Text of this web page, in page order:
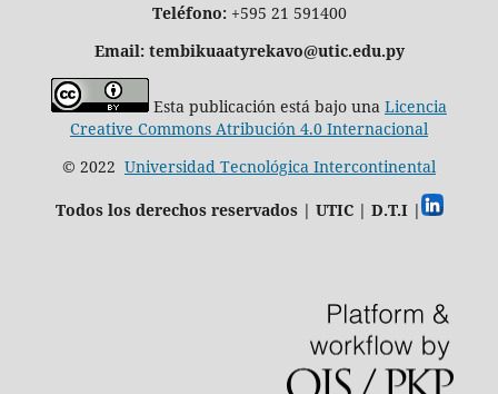
Teléfono: +595 21 591400
Email: tembikuaatyrekavo@utic.edu.py
Esta publicación está bajo una Licencia
Creative Commons Atribución 4.0 Internacional
© 2022 Universidad Tecnológica Intercontinental
Todos los derechos reservados | UTIC | D.T.I |